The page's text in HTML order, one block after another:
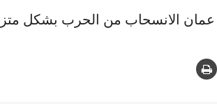
الانسحاب من الحرب بشكل